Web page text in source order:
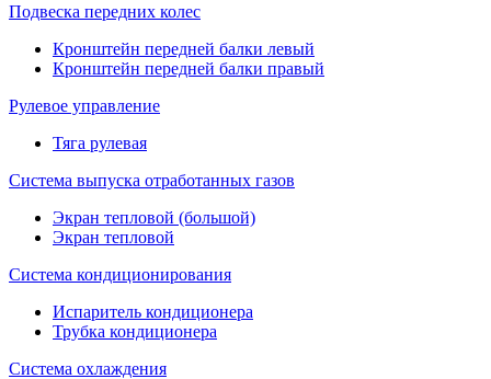
Подвеска передних колес
Кронштейн передней балки левый
Кронштейн передней балки правый
Рулевое управление
Тяга рулевая
Система выпуска отработанных газов
Экран тепловой (большой)
Экран тепловой
Система кондиционирования
Испаритель кондиционера
Трубка кондиционера
Система охлаждения